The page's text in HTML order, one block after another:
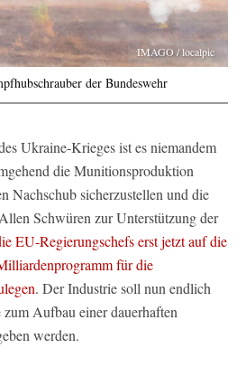
IMAGO / localpic
der Bundeswehr
Ukraine-Krieges ist es niemandem
die Munitionsproduktion
Nachschub sicherzustellen und die
Schwüren zur Unterstützung der
EU-Regierungschefs erst jetzt auf die
für die
. Der Industrie soll nun endlich
Aufbau einer dauerhaften
werden.